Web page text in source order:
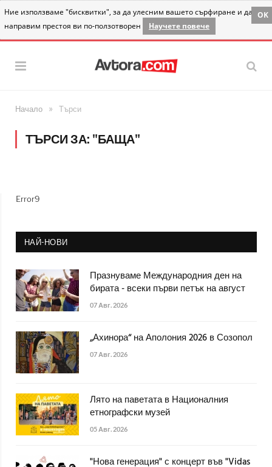
Ние използваме "бисквитки", за да улесним вашето сърфиране и да
направим престоя ви по-ползотворен
Научете повече
OK
Начало » Търси
ТЪРСИ ЗА: "БАЩА"
Error9
НАЙ-НОВИ
Празнуваме Международния ден на
бирата - всеки първи петък на август
07 Авг. 2026
„Ахинора“ на Аполония 2026 в Созопол
07 Авг. 2026
Лято на паветата в Националния
етнографски музей
05 Авг. 2026
"Нова генерация" с концерт във "Vidas